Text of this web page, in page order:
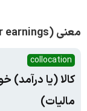
معنی declare goods (or earnings)
collocation
کالا (یا درآمد)
مالیات)